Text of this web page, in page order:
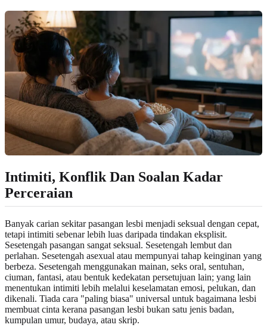
Intimiti, Konflik Dan Soalan Kadar
Perceraian
Banyak carian sekitar pasangan lesbi menjadi seksual dengan cepat,
tetapi intimiti sebenar lebih luas daripada tindakan eksplisit.
Sesetengah pasangan sangat seksual. Sesetengah lembut dan
perlahan. Sesetengah asexual atau mempunyai tahap keinginan yang
berbeza. Sesetengah menggunakan mainan, seks oral, sentuhan,
ciuman, fantasi, atau bentuk kedekatan persetujuan lain; yang lain
menentukan intimiti lebih melalui keselamatan emosi, pelukan, dan
dikenali. Tiada cara "paling biasa" universal untuk bagaimana lesbi
membuat cinta kerana pasangan lesbi bukan satu jenis badan,
kumpulan umur, budaya, atau skrip.